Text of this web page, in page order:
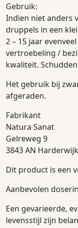
Gebruik:
Indien niet anders
druppels in een
2 – 15 jaar
vertroebeling /
kwaliteit.
Het gebruik bij
afgeraden.
Fabrikant
Natura Sanat
Gelreweg 9
3843 AN Harderwijk
Dit product is een
Aanbevolen
Een gevarieerde,
levensstijl zijn